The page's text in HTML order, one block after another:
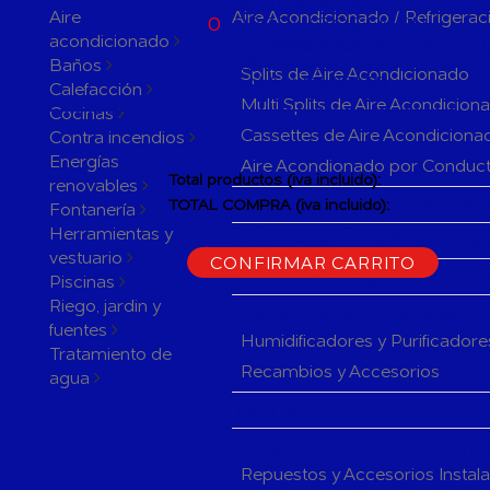
Aire
acondicionado
Baños
Calefacción
Cocinas
Contra incendios
Energías
renovables
Fontanería
Herramientas y
vestuario
Piscinas
Riego, jardin y
fuentes
Tratamiento de
agua
Aire Acondicionado /
Splits de Aire Acondicionado
Multi Splits de Aire
Cassettes de Aire
Aire Acondionado por
Herramientas y accesorios de
Sistemas de Regulación de
Humidificadores y
Recambios y Accesorios
Repuestos y Accesorios
0 PRODUCTOS EN SU
ACTUALMENTE 1 PRODUCTO
EN SU CARRITO.
Total productos (iva incluido):
TOTAL COMPRA (iva incluido):
CONFIRMAR CARRITO